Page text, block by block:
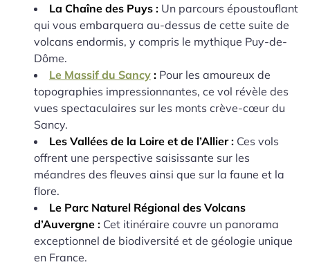
La Chaîne des Puys :Un parcours époustouflant
qui vous embarquera au-dessus de cette suite de
volcans endormis, y compris le mythique Puy-de-
Dôme.
Le Massif du Sancy:Pour les amoureux de
topographies impressionnantes, ce vol révèle des
vues spectaculaires sur les monts crève-cœur du
Sancy.
Les Vallées de la Loire et de l’Allier :Ces vols
offrent une perspective saisissante sur les
méandres des fleuves ainsi que sur la faune et la
flore.
Le Parc Naturel Régional des Volcans
d’Auvergne :Cet itinéraire couvre un panorama
exceptionnel de biodiversité et de géologie unique
en France.